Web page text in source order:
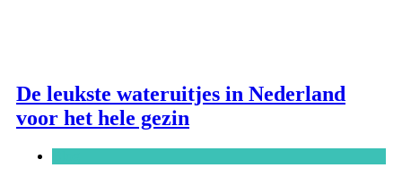
De leukste wateruitjes in Nederland
voor het hele gezin